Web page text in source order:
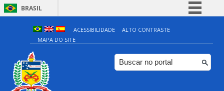
BRASIL
Simplifique!
Comunica BR
Participe
ACESSIBILIDADE
ALTO CONTRASTE
MAPA DO SITE